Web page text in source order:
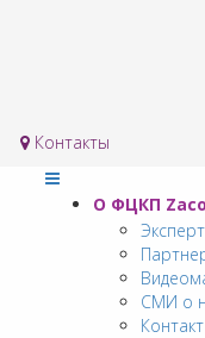
Контакты
О ФЦКП
СМИ о